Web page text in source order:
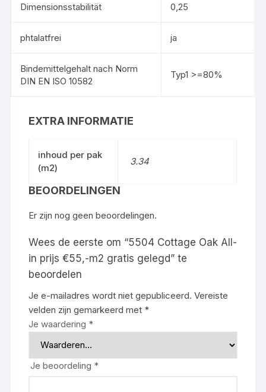
Dimensionsstabilität 0,25
phtalatfrei ja
Bindemittelgehalt nach Norm
DIN EN ISO 10582
Typ1 >=80%
EXTRA INFORMATIE
inhoud per pak
(m2)
3.34
BEOORDELINGEN
Er zijn nog geen beoordelingen.
Wees de eerste om “5504 Cottage Oak All-
in prijs €55,-m2 gratis gelegd” te
beoordelen
Je e-mailadres wordt niet gepubliceerd. Vereiste
velden zijn gemarkeerd met *
Je waardering *
Je beoordeling *